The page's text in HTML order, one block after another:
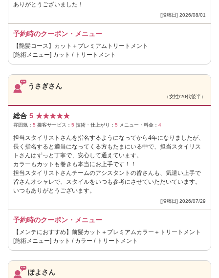
ありがとうございました！
[投稿日] 2026/08/01
予約時のクーポン・メニュー
【艶髪コース】カット＋プレミアムトリートメント
[施術メニュー] カット / トリートメント
うさぎさん
（女性/20代後半）
総合 5 ★★★★★
雰囲気： 5 接客サービス： 5 技術・仕上がり： 5 メニュー・料金： 4
担当スタイリストさんを指名するようになってから4年になりましたが、
長く指名すると適当になってくる方もたまにいる中で、担当スタイリス
トさんはずっと丁寧で、安心して通えています。
カラーもカットも巻きも本当にお上手です！！
担当スタイリストさんチームのアシスタントの皆さんも、気遣い上手で
皆さんオシャレで、スタイルをいつも参考にさせていただいています。
いつもありがとうございます。
[投稿日] 2026/07/29
予約時のクーポン・メニュー
【メンテにおすすめ】前髪カット＋プレミアムカラー＋トリートメント
[施術メニュー] カット / カラー / トリートメント
ぽよさん